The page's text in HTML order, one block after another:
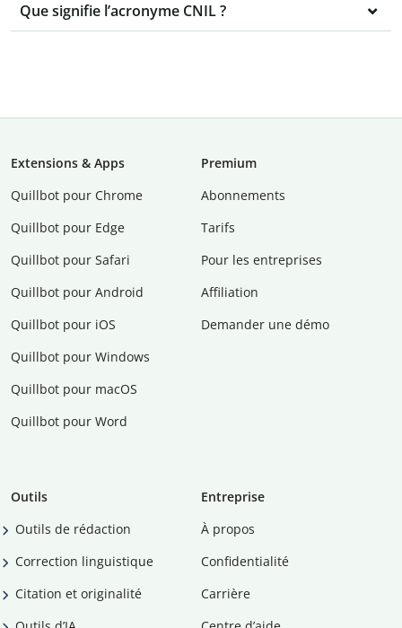
Que signifie l’acronyme CNIL ?
Extensions & Apps
Quillbot pour Chrome
Quillbot pour Edge
Quillbot pour Safari
Quillbot pour Android
Quillbot pour iOS
Quillbot pour Windows
Quillbot pour macOS
Quillbot pour Word
Premium
Abonnements
Tarifs
Pour les entreprises
Affiliation
Demander une démo
Outils
Outils de rédaction
Correction linguistique
Citation et originalité
Entreprise
À propos
Confidentialité
Carrière